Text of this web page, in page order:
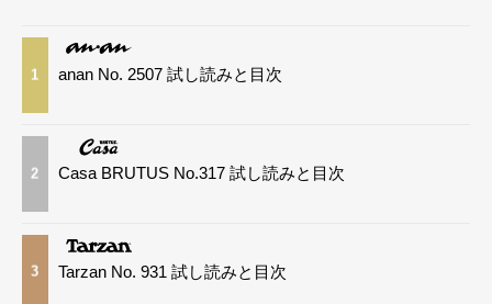
届けやご請求を行ううえで支障がある場合には、
当社が登録情報を変更させていただく場合もあり
他の情報と関連付けられることがあります。たと
あることの確認等を行うことがあります。
ご提供いただいた個人情報は、法令による場合等
1 anan No. 2507 試し読みと目次
2 Casa BRUTUS No.317 試し読みと目次
3 Tarzan No. 931 試し読みと目次